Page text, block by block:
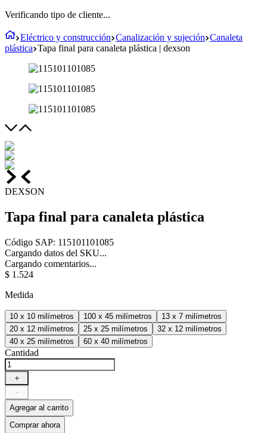
Verificando tipo de cliente...
Eléctrico y construcción Canalización y sujeción Canaleta
plástica Tapa final para canaleta plástica | dexson
DEXSON
Tapa final para canaleta plástica
Código SAP: 115101101085
Cargando datos del SKU...
Cargando comentarios...
$ 1 .524
Medida
10 x 10 milímetros 100 x 45 milímetros
13 x 7 milímetros
20 x 12 milímetros
25 x 25 milímetros
32 x 12 milímetros
40 x 25 milímetros
60 x 40 milímetros
Cantidad
＋
－
Agregar al carrito
Comprar ahora